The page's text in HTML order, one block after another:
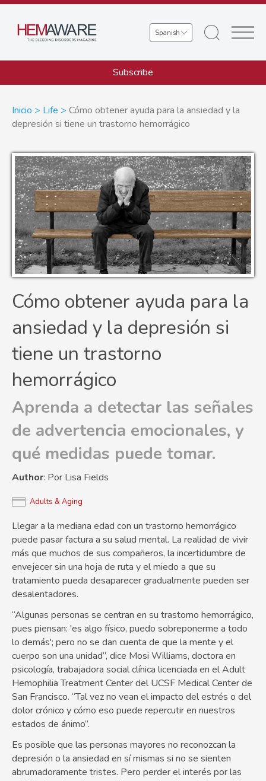
Skip
main
Select
your
language
Subscribe
Sobrescribir
enlaces
de
ayuda
a
la
navegación
Inicio Life
Cómo obtener ayuda para la ansiedad y la
depresión si tiene un trastorno hemorrágico
Cómo obtener ayuda para la
ansiedad y la depresión si
tiene un trastorno
hemorrágico
Aprenda a detectar las señales
de advertencia emocionales, y
qué medidas puede tomar.
Author: Por Lisa Fields
Adults & Aging
Llegar a la mediana edad con un trastorno hemorrágico
puede pasar factura a su salud mental. La realidad de vivir
más que muchos de sus compañeros, la incertidumbre de
envejecer sin una hoja de ruta y el miedo a que su
tratamiento pueda desaparecer gradualmente pueden ser
desalentadores.
“Algunas personas se centran en su trastorno hemorrágico,
pues piensan: 'es algo físico, puedo sobreponerme a todo
lo demás'; pero no se dan cuenta de que la mente y el
cuerpo son una unidad”, dice Mosi Williams, doctora en
psicología, trabajadora social clínica licenciada en el Adult
Hemophilia Treatment Center del UCSF Medical Center de
San Francisco. “Tal vez no vean el impacto del estrés o del
dolor crónico y cómo eso puede repercutir en nuestros
estados de ánimo”.
Es posible que las personas mayores no reconozcan la
depresión o la ansiedad en sí mismas si no se sienten
abrumadoramente tristes. Pero perder el interés por las